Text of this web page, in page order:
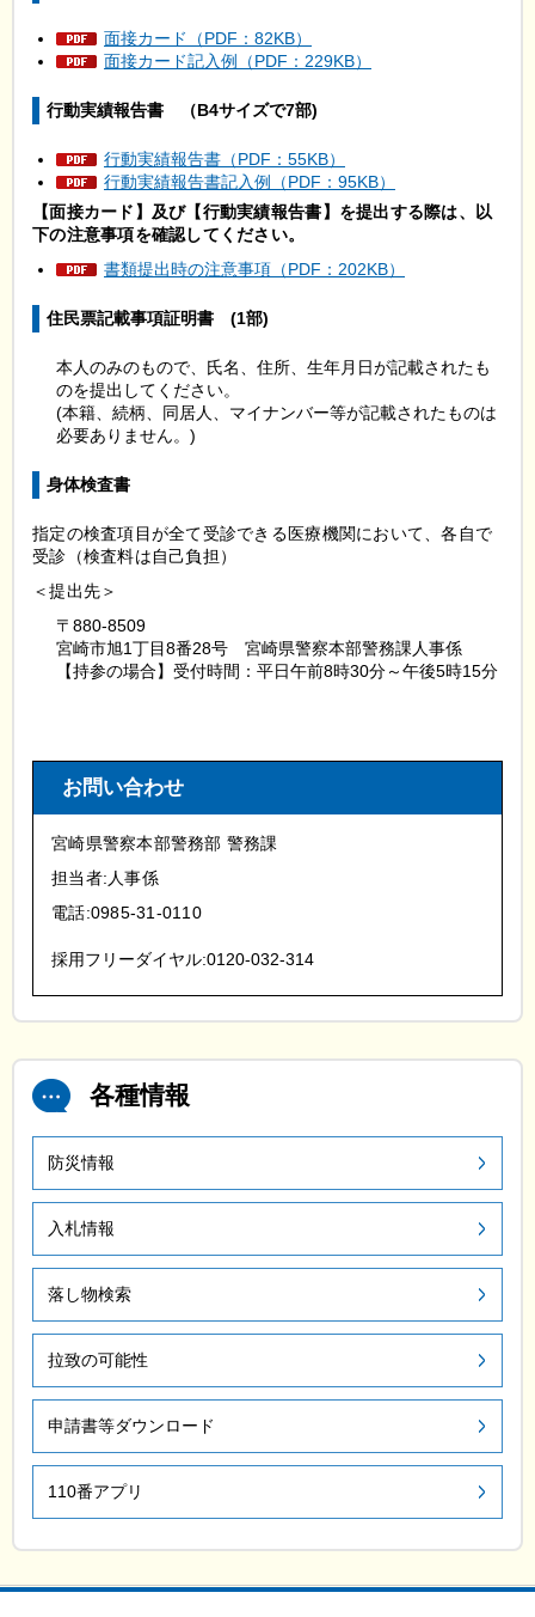
面接カード（PDF：82KB）
面接カード記入例（PDF：229KB）
行動実績報告書 （B4サイズで7部)
行動実績報告書（PDF：55KB）
行動実績報告書記入例（PDF：95KB）
【面接カード】及び【行動実績報告書】を提出する際は、以
下の注意事項を確認してください。
書類提出時の注意事項（PDF：202KB）
住民票記載事項証明書 (1部)
本人のみのもので、氏名、住所、生年月日が記載されたも
のを提出してください。
(本籍、続柄、同居人、マイナンバー等が記載されたものは
必要ありません。)
身体検査書​​​​​​
指定の検査項目が全て受診できる医療機関において、各自で
受診（検査料は自己負担）
＜提出先＞
〒880-8509
宮崎市旭1丁目8番28号
宮崎県警察本部警務課人事係
【持参の場合】受付時間：平日午前8時30分～午後5時15分
お問い合わせ
宮崎県警察本部警務部 警務課
担当者:人事係
電話:0985-31-0110
採用フリーダイヤル:0120-032-314
各種情報
防災情報
入札情報
落し物検索
拉致の可能性
申請書等ダウンロード
110番アプリ